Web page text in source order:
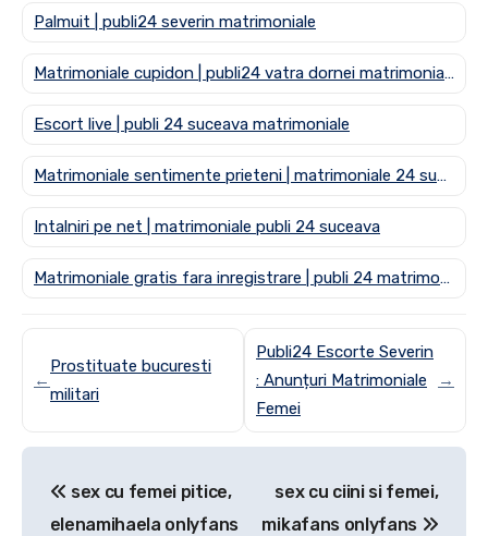
Palmuit | publi24 severin matrimoniale
Matrimoniale cupidon | publi24 vatra dornei matrimoniale
Escort live | publi 24 suceava matrimoniale
Matrimoniale sentimente prieteni | matrimoniale 24 suceava
Intalniri pe net | matrimoniale publi 24 suceava
Matrimoniale gratis fara inregistrare | publi 24 matrimoniale suceava
←
Prostituate bucuresti
militari
Publi24 Escorte Severin
: Anunțuri Matrimoniale
Femei
→
navigation
sex cu femei pitice,
elenamihaela onlyfans
sex cu ciini si femei,
mikafans onlyfans